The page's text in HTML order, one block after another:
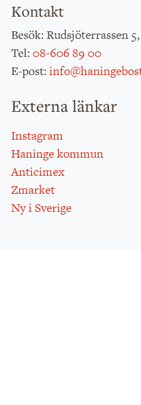
Kontakt
Besök: Rudsjöterrassen
Tel: 08-606 89 00
E-post:
Externa länkar
Instagram
Haninge kommun
Anticimex
Zmarket
Ny i Sverige